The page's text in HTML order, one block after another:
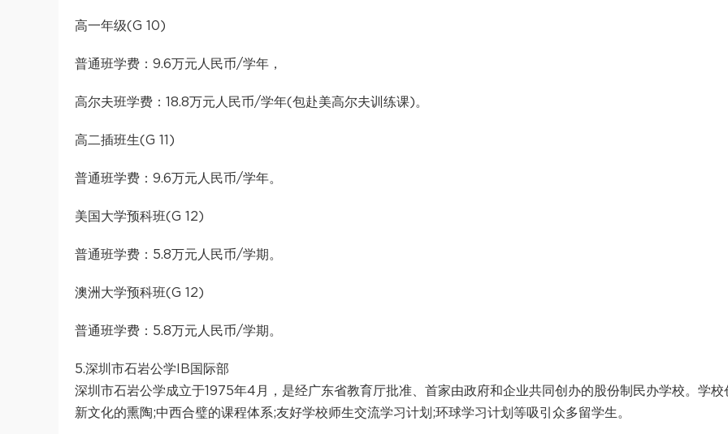
高一年级(G 10)
普通班学费：9.6万元人民币/学年，
高尔夫班学费：18.8万元人民币/学年(包赴美高尔夫训练课)。
高二插班生(G 11)
普通班学费：9.6万元人民币/学年。
美国大学预科班(G 12)
普通班学费：5.8万元人民币/学期。
澳洲大学预科班(G 12)
普通班学费：5.8万元人民币/学期。
5.深圳市石岩公学IB国际部
深圳市石岩公学成立于1975年4月，是经广东省教育厅批准、首家由政府和企业共同创办的股份制民办学校。学校
新文化的熏陶;中西合璧的课程体系;友好学校师生交流学习计划;环球学习计划等吸引众多留学生。